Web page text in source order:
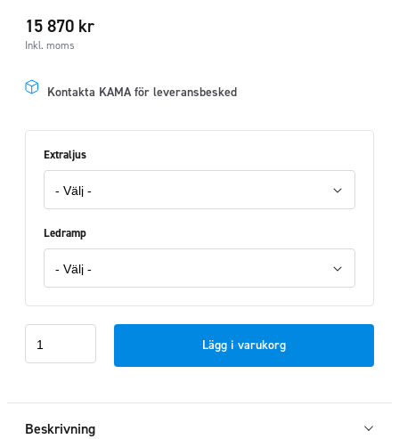
15 870 kr
Inkl. moms
Kontakta KAMA för leveransbesked
Extraljus
Ledramp
VW
Crafter
Lägg i varukorg
Beskrivning